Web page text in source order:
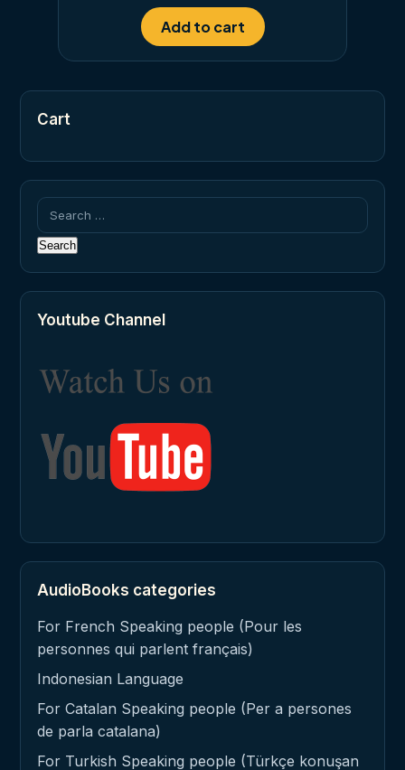
Add to cart
Cart
Search
for:
Youtube Channel
AudioBooks categories
For French Speaking people (Pour les
personnes qui parlent français)
Indonesian Language
For Catalan Speaking people (Per a persones
de parla catalana)
For Turkish Speaking people (Türkçe konuşan